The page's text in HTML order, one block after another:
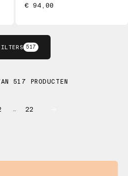
€ 94,00
517
517 PRODUCTEN
… 22